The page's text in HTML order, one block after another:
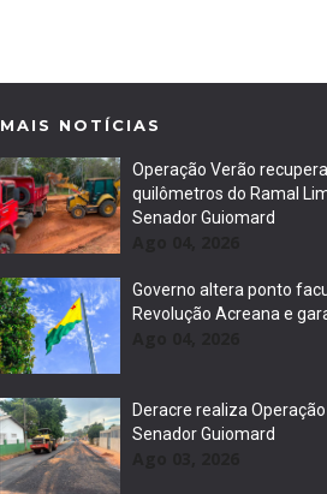
MAIS NOTÍCIAS
Operação Verão
quilômetros do Ramal
Senador Guiomard
Governo altera ponto
Revolução Acreana e
Deracre realiza
Senador Guiomard